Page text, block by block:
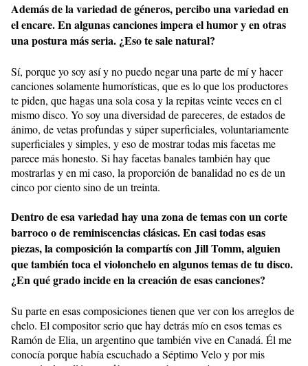
Además de la variedad de géneros, percibo una variedad en
el encare. En algunas canciones impera el humor y en otras
una postura más seria. ¿Eso te sale natural?
Sí, porque yo soy así y no puedo negar una parte de mí y hacer
canciones solamente humorísticas, que es lo que los productores
te piden, que hagas una sola cosa y la repitas veinte veces en el
mismo disco. Yo soy una diversidad de pareceres, de estados de
ánimo, de vetas profundas y súper superficiales, voluntariamente
superficiales y simples, y eso de mostrar todas mis facetas me
parece más honesto. Si hay facetas banales también hay que
mostrarlas y en mi caso, la proporción de banalidad no es de un
cinco por ciento sino de un treinta.
Dentro de esa variedad hay una zona de temas con un corte
barroco o de reminiscencias clásicas. En casi todas esas
piezas, la composición la compartís con Jill Tomm, alguien
que también toca el violonchelo en algunos temas de tu disco.
¿En qué grado incide en la creación de esas canciones?
Su parte en esas composiciones tienen que ver con los arreglos de
chelo. El compositor serio que hay detrás mío en esos temas es
Ramón de Elia, un argentino que también vive en Canadá. Él me
conocía porque había escuchado a Séptimo Velo y por mis